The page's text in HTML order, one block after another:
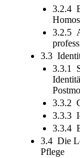
3.2.4
3.2.5
3.3
3.3.1
3.3.2
3.3.3
3.3.4
3.4 Die
Pflege